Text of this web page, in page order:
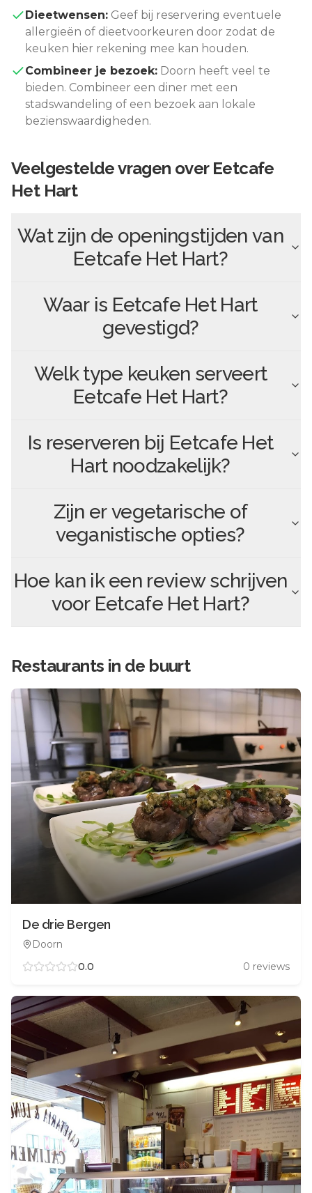
Dieetwensen: Geef bij reservering eventuele
allergieën of dieetvoorkeuren door zodat de
keuken hier rekening mee kan houden.
Combineer je bezoek: Doorn heeft veel te
bieden. Combineer een diner met een
stadswandeling of een bezoek aan lokale
bezienswaardigheden.
Veelgestelde vragen over Eetcafe
Het Hart
Wat zijn de openingstijden van
Eetcafe Het Hart?
Waar is Eetcafe Het Hart
gevestigd?
Welk type keuken serveert
Eetcafe Het Hart?
Is reserveren bij Eetcafe Het
Hartnoodzakelijk?
Zijn er vegetarische of
veganistische opties?
Hoe kan ik een review schrijven
voor Eetcafe Het Hart?
Restaurants in de buurt
De drie Bergen
Doorn
0.0
0 reviews